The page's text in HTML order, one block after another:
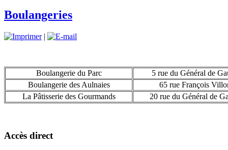
Boulangeries
|
Boulangerie du Parc
5 rue du Général de
Boulangerie des Aulnaies
65 rue François
La Pâtisserie des Gourmands
20 rue du Général de
Accès direct